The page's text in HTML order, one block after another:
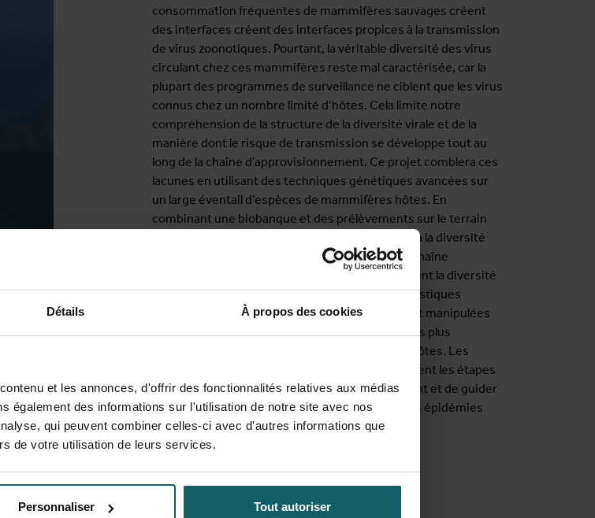
Détails À propos des cookies
et les annonces, d'offrir des fonctionnalités relatives aux médias
également des informations sur l'utilisation de notre site avec nos
qui peuvent combiner celles-ci avec d'autres informations que
de votre utilisation de leurs services.
Personnaliser Tout autoriser
consommation fréquentes de mammifères sauvages créent
des interfaces créent des interfaces propices à la transmission
de virus zoonotiques. Pourtant, la véritable diversité des virus
circulant chez ces mammifères reste mal caractérisée, car la
plupart des programmes de surveillance ne ciblent que les virus
connus chez un nombre limité d’hôtes. Cela limite notre
compréhension de la structure de la diversité virale et de la
manière dont le risque de transmission se développe tout au
long de la chaîne d’approvisionnement. Ce projet comblera ces
lacunes en utilisant des techniques génétiques avancées sur
un large éventail d’espèces de mammifères hôtes. En
combinant une biobanque et des prélèvements sur le terrain
dans la province de Tshopo (RDC), il caractérisera la diversité
des hôtes et des virus à toutes les étapes de la chaîne
d'approvisionnement. Le projet étudiera comment la diversité
des espèces animales présentes, leurs caractéristiques
biologiques et la manière dont les carcasses sont manipulées
influencent les virus détectés et ceux qui sont les plus
susceptibles de se transmettre à de nouveaux hôtes. Les
résultats permettront d'identifier plus précisément les étapes
les plus à risque de la chaîne d'approvisionnement et de guider
des mesures concrètes pour prévenir de futures épidémies
zoonotiques.